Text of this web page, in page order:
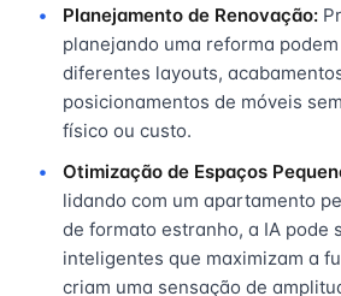
Planejamento de Renovação:
planejando uma reforma
diferentes layouts,
posicionamentos de móveis
físico ou custo.
Otimização de Espaços
lidando com um apartamento
de formato estranho, a IA pode
inteligentes que maximizam a
criam uma sensação de